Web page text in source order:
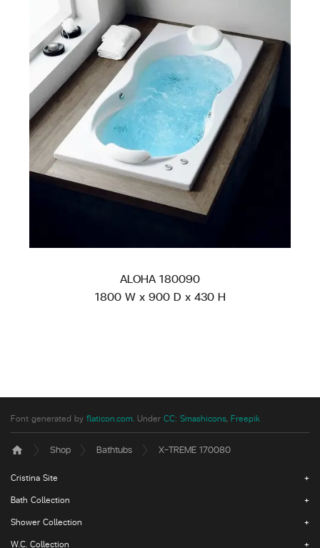
ALOHA 180090
1800 W x 900 D x 430 H
Font generated by flaticon.com. Under CC: Smashicons, Freepik
home Shop Bathtubs X-TREME 170080
Cristina Site
Bath Collection
Shower Collection
W.C. Collection